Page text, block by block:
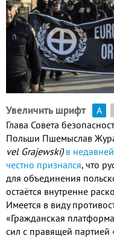
Увеличить шрифт А
Глава Совета
Польши Пшемыслав
vel Grajewski) в
честно признался, что
для объединения
остаётся внутренне
Имеется в виду
«Гражданская
сил с правящей партией